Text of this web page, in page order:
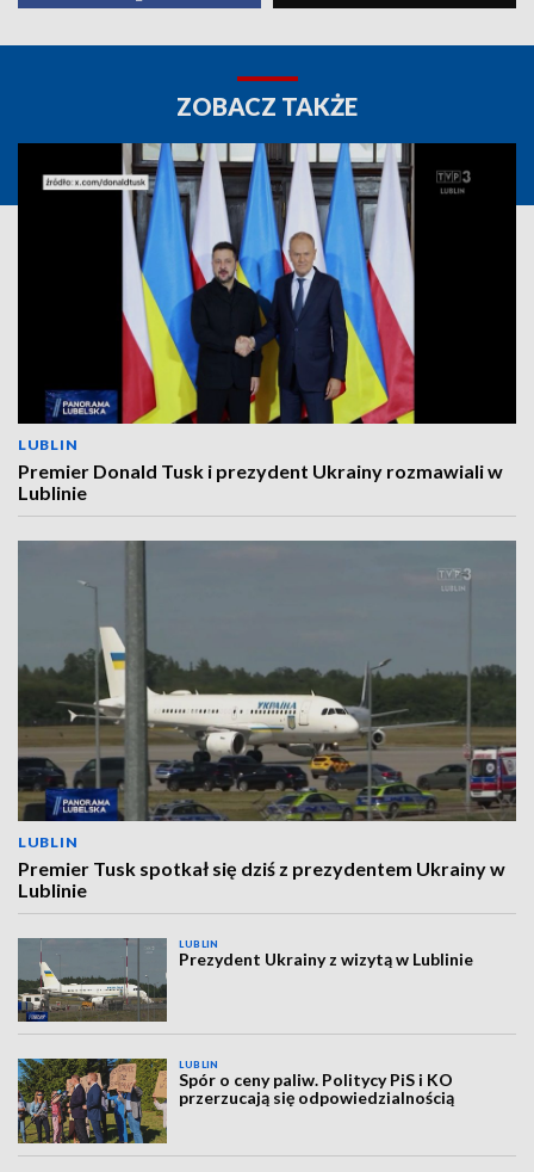
ZOBACZ TAKŻE
LUBLIN
Premier Donald Tusk i prezydent Ukrainy rozmawiali w
Lublinie
LUBLIN
Premier Tusk spotkał się dziś z prezydentem Ukrainy w
Lublinie
LUBLIN
Prezydent Ukrainy z wizytą w Lublinie
LUBLIN
Spór o ceny paliw. Politycy PiS i KO
przerzucają się odpowiedzialnością